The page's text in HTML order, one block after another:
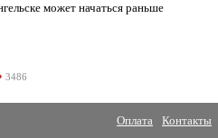
может начаться раньше
3486
Оплата Контакты